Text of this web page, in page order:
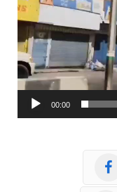
00:00